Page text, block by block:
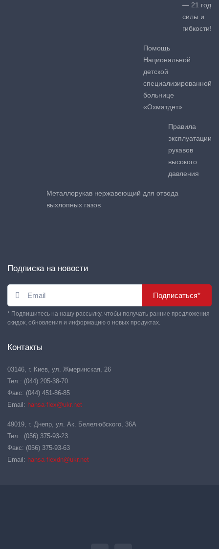
— 21 год
силы и
гибкости!
Помощь
Национальной
детской
специализированной
больнице
«Охматдет»
Правила
эксплуатации
рукавов
высокого
давления
Металлорукав нержавеющий для отвода
выхлопных газов
Подписка на новости
Подписаться*
* Подпишитесь на нашу рассылку, чтобы получать ранние предложения
скидок, обновления и информацию о новых продуктах.
Контакты
03146, г. Киев, ул. Жмеринская, 26
Тел.: (044) 205-38-70
Факс: (044) 451-86-85
Email: hansa-flex@ukr.net
49019, г. Днепр, ул. Ак. Белелюбского, 36А
Тел.: (056) 375-93-23
Факс: (056) 375-93-63
Email: hansa-flexdn@ukr.net